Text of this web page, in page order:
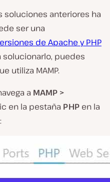
soluciones anteriores ha
ser una
de Apache y PHP
solucionarlo, puedes
utiliza MAMP.
a MAMP >
en la pestaña PHP en la